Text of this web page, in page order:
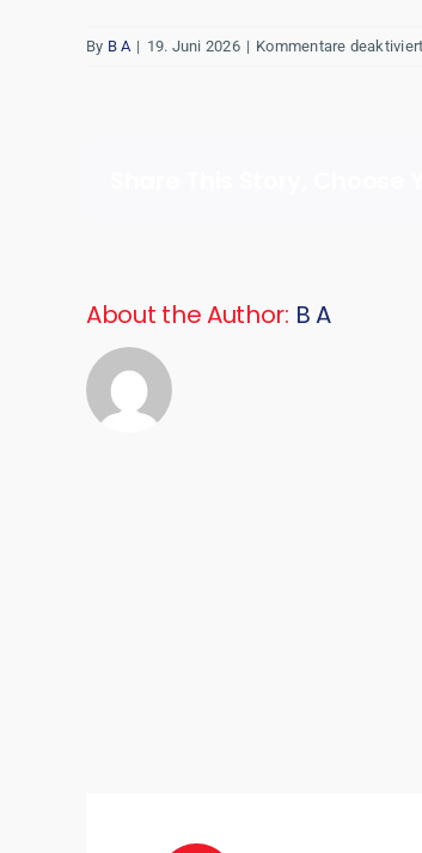
By B A | 19. Juni 2026 | Kommentare deaktiviert
About the Author: B A